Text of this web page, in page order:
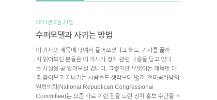
2014년 2월 21일.
수퍼모델과 사귀는 방법
이 기사의 제목에 낚여서 들어오셨다고 해도, 기사를 끝까
지 읽어보신 분들은 이 기사가 정치 관련 내용을 담고 있다
는 사실을 곧 알아보실 겁니다. 그렇지만 무엇이든 제목만 대
충 훑어보고 지나가는 사람들도 생각보다 많죠. 전미공화당의
원협의회(National Republican Congressional
Committee)는 요즘 바로 이런 점을 노린 정치 홍보 수단을 적